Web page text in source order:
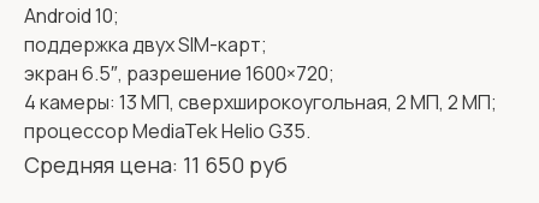
Android 10;
поддержка двух SIM-карт;
экран 6.5″, разрешение 1600×720;
4 камеры: 13 МП, сверхширокоугольная, 2 МП, 2 МП;
процессор MediaTek Helio G35.
Средняя цена: 11 650 руб